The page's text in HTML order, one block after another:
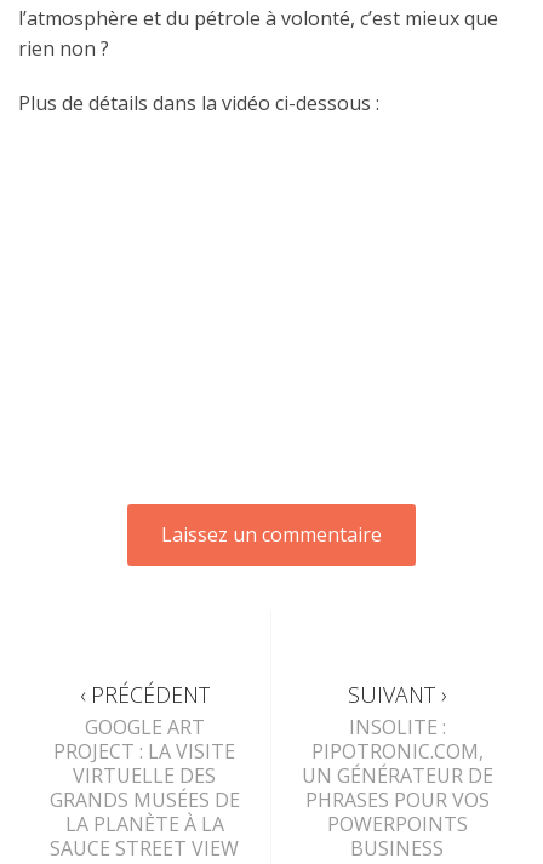
l’atmosphère et du pétrole à volonté, c’est mieux que
rien non ?
Plus de détails dans la vidéo ci-dessous :
‹ PRÉCÉDENT
GOOGLE ART
PROJECT : LA VISITE
VIRTUELLE DES
GRANDS MUSÉES DE
LA PLANÈTE À LA
SAUCE STREET VIEW
SUIVANT ›
INSOLITE :
PIPOTRONIC.COM,
UN GÉNÉRATEUR DE
PHRASES POUR VOS
POWERPOINTS
BUSINESS